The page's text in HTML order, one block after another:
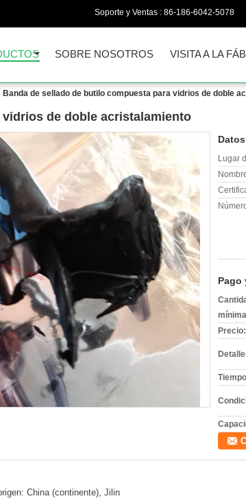
Soporte y Ventas : 86-186-6042-5078
SOBRE NOSOTROS VISITA A LA
Banda de sellado de butilo compuesta para vidrios de doble
de doble acristalamiento
Lugar
Pago
Precio:
China (continente), Jilin